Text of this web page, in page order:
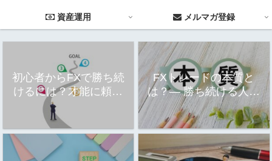
資産運用 メルマガ登録
初心者からFXで勝ち続
けるには？才能に頼ら
ない「工程思考」の道
筋
FXトレードの本質と
は？― 勝ち続ける人が
理解している「優位
性」と「再現性」―